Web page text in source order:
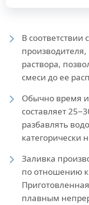
В
раствора,
смеси до ее
Обычно время
составляет
разбавлять
категорически
Заливка
по отношению
плавным